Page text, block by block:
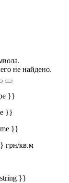
не найдено.
}}
}}
}}
грн/кв.м
}}